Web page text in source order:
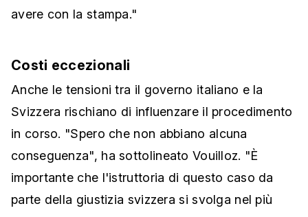
avere con la stampa."
Costi eccezionali
Anche le tensioni tra il governo italiano e la
Svizzera rischiano di influenzare il procedimento
in corso. "Spero che non abbiano alcuna
conseguenza", ha sottolineato Vouilloz. "È
importante che l'istruttoria di questo caso da
parte della giustizia svizzera si svolga nel più